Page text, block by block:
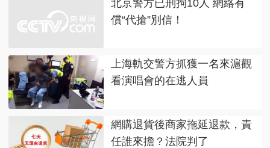
北京警方已刑拘10人 網絡有
償“代搶”別信！
上海軌交警方抓獲一名來滬觀
看演唱會的在逃人員
網購退貨後商家拖延退款，責
任誰來擔？法院判了